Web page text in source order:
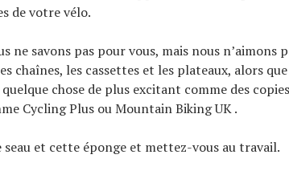
de votre vélo.
ne savons pas pour vous, mais nous n’aimons
chaînes, les cassettes et les plateaux, alors
chose de plus excitant comme des
Cycling Plus ou Mountain Biking UK .
seau et cette éponge et mettez-vous au travail.